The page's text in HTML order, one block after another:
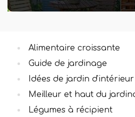
Alimentaire croissante
Guide de jardinage
Idées de jardin d'intérieur
Meilleur et haut du
Légumes à récipient